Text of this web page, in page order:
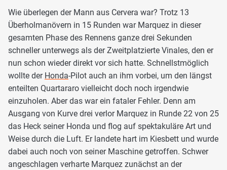
Wie überlegen der Mann aus Cervera war? Trotz 13
Überholmanövern in 15 Runden war Marquez in dieser
gesamten Phase des Rennens ganze drei Sekunden
schneller unterwegs als der Zweitplatzierte Vinales, den er
nun schon wieder direkt vor sich hatte. Schnellstmöglich
wollte der Honda-Pilot auch an ihm vorbei, um den längst
enteilten Quartararo vielleicht doch noch irgendwie
einzuholen. Aber das war ein fataler Fehler. Denn am
Ausgang von Kurve drei verlor Marquez in Runde 22 von 25
das Heck seiner Honda und flog auf spektakuläre Art und
Weise durch die Luft. Er landete hart im Kiesbett und wurde
dabei auch noch von seiner Maschine getroffen. Schwer
angeschlagen verharte Marquez zunächst an der